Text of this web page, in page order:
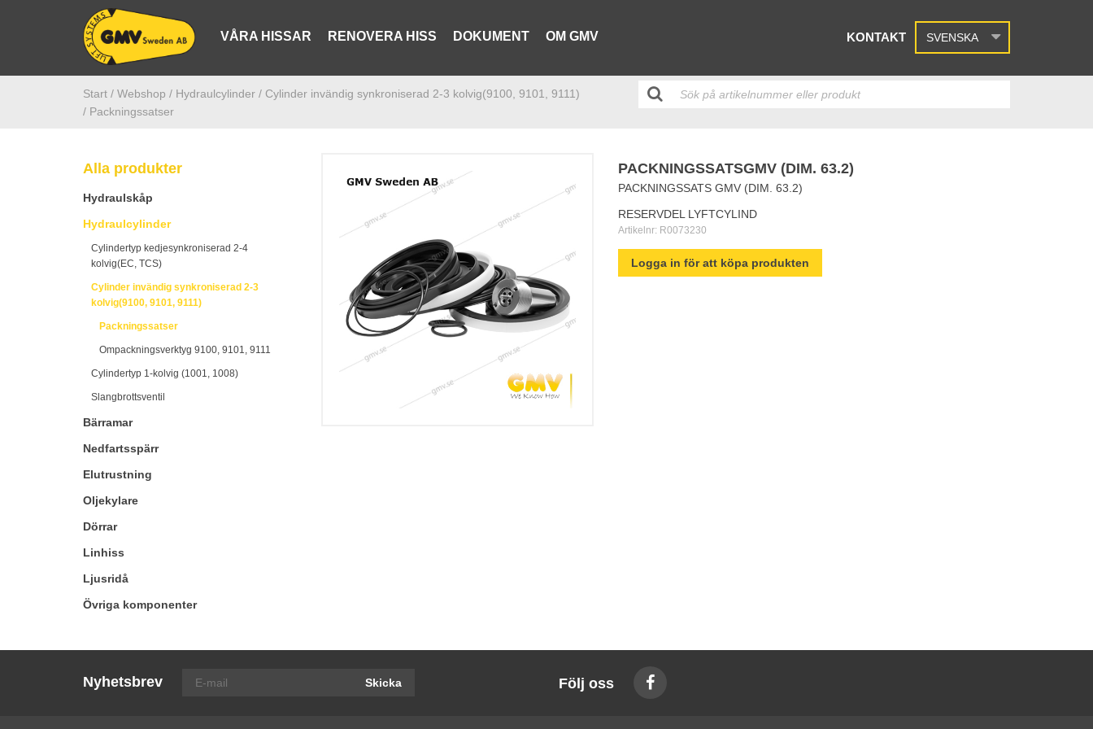
VÅRA HISSAR RENOVERA HISS DOKUMENT OM GMV KONTAKT SVENSKA
Start / Webshop / Hydraulcylinder / Cylinder invändig synkroniserad 2-3 kolvig(9100, 9101, 9111)
/ Packningssatser
Alla produkter
Hydraulskåp
Hydraulcylinder
Cylindertyp kedjesynkroniserad 2-4
kolvig(EC, TCS)
Cylinder invändig synkroniserad 2-3
kolvig(9100, 9101, 9111)
Packningssatser
Ompackningsverktyg 9100, 9101, 9111
Cylindertyp 1-kolvig (1001, 1008)
Slangbrottsventil
Bärramar
Nedfartsspärr
Elutrustning
Oljekylare
Dörrar
Linhiss
Ljusridå
Övriga komponenter
PACKNINGSSATSGMV (DIM. 63.2)
PACKNINGSSATS GMV (DIM. 63.2)
RESERVDEL LYFTCYLIND
Artikelnr: R0073230
Logga in för att köpa produkten
Nyhetsbrev Skicka Följ oss